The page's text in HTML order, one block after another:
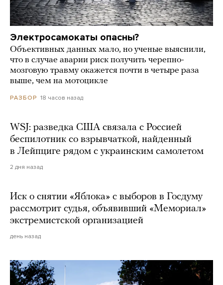
Электросамокаты опасны?
Объективных данных мало, но ученые выяснили,
что в случае аварии риск получить черепно-
мозговую травму окажется почти в четыре раза
выше, чем на мотоцикле
РАЗБОР 18 часов назад
WSJ: разведка США связала с Россией
беспилотник со взрывчаткой, найденный
в Лейпциге рядом с украинским самолетом
2 дня назад
Иск о снятии «Яблока» с выборов в Госдуму
рассмотрит судья, объявивший «Мемориал»
экстремистской организацией
день назад